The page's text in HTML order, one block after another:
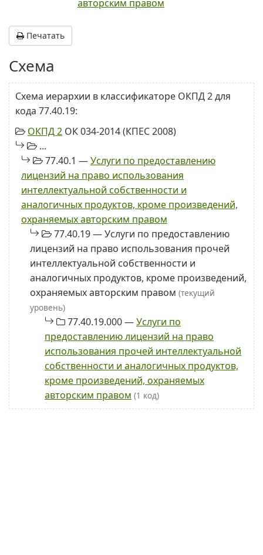
авторским правом
Печатать
Схема
Схема иерархии в классификаторе ОКПД 2 для
кода 77.40.19:
ОКПД 2 ОК 034-2014 (КПЕС 2008)
...
77.40.1 —Услуги по предоставлению
лицензий на право использования
интеллектуальной собственности и
аналогичных продуктов, кроме произведений,
охраняемых авторским правом
77.40.19 — Услуги по предоставлению
лицензий на право использования прочей
интеллектуальной собственности и
аналогичных продуктов, кроме произведений,
охраняемых авторским правом (текущий
уровень)
77.40.19.000 —Услуги по
предоставлению лицензий на право
использования прочей интеллектуальной
собственности и аналогичных продуктов,
кроме произведений, охраняемых
авторским правом (1 код)